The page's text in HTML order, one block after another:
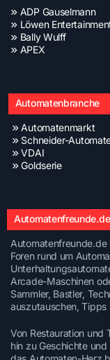
ADP Gauselmann
Löwen
Bally Wulff
APEX
Automatenbranche
Automatenmarkt
Schneider-
VDAI
Goldserie
Automatenfreunde.de
Foren rund um
Arcade-Maschinen
Sammler, Bastler,
auszutauschen, Tipps
Von Restauration und
hin zu Geschichte